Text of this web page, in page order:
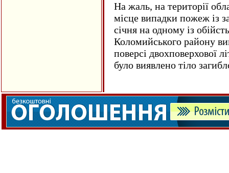
На жаль, на території
місце випадки пожеж із
січня на одному із
Коломийського району
поверсі двохповерхової
було виявлено тіло